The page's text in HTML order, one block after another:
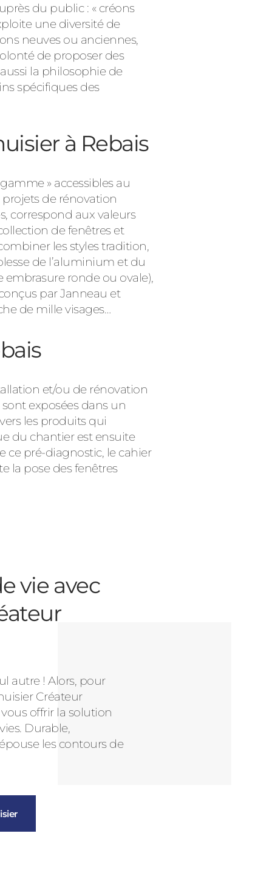
du public : « créons
une diversité de
neuves ou anciennes,
de proposer des
la philosophie de
spécifiques des
à Rebais
» accessibles au
de rénovation
correspond aux valeurs
de fenêtres et
les styles tradition,
de l’aluminium et du
ronde ou ovale),
par Janneau et
de mille visages…
et/ou de rénovation
exposées dans un
les produits qui
du chantier est ensuite
ce pré-diagnostic, le cahier
la pose des fenêtres
vie avec
autre ! Alors, pour
Créateur
offrir la solution
Durable,
les contours de